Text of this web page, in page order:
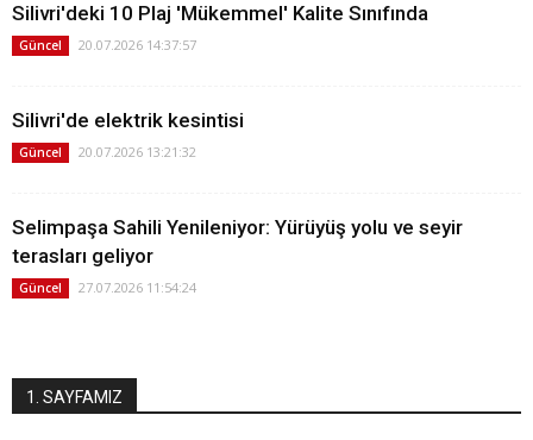
Silivri'deki 10 Plaj 'Mükemmel' Kalite Sınıfında
Güncel 20.07.2026 14:37:57
Silivri'de elektrik kesintisi
Güncel 20.07.2026 13:21:32
Selimpaşa Sahili Yenileniyor: Yürüyüş yolu ve seyir
terasları geliyor
Güncel 27.07.2026 11:54:24
1. SAYFAMIZ